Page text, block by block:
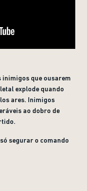
inimigos que ousarem
explode quando
ares. Inimigos
ao dobro de
segurar o comando